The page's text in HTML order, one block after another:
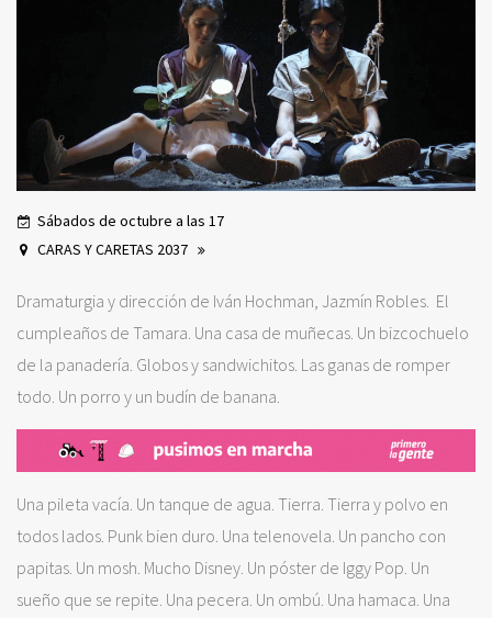
Sábados de octubre a las 17
CARAS Y CARETAS 2037
Dramaturgia y dirección de Iván Hochman, Jazmín Robles. El
cumpleaños de Tamara. Una casa de muñecas. Un bizcochuelo
de la panadería. Globos y sandwichitos. Las ganas de romper
todo. Un porro y un budín de banana.
Una pileta vacía. Un tanque de agua. Tierra. Tierra y polvo en
todos lados. Punk bien duro. Una telenovela. Un pancho con
papitas. Un mosh. Mucho Disney. Un póster de Iggy Pop. Un
sueño que se repite. Una pecera. Un ombú. Una hamaca. Una